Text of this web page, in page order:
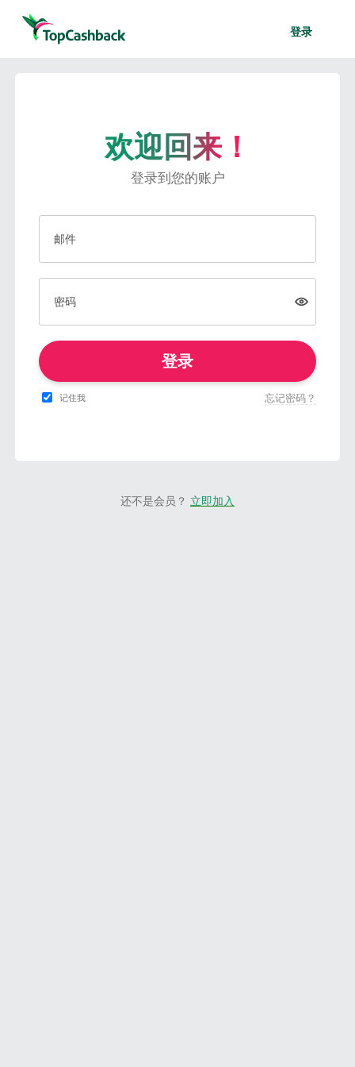
登录
欢迎回来！
登录到您的账户
邮件
密码
登录
记住我 忘记密码？
还不是会员？ 立即加入